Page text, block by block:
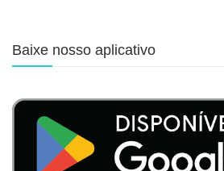
Baixe nosso aplicativo